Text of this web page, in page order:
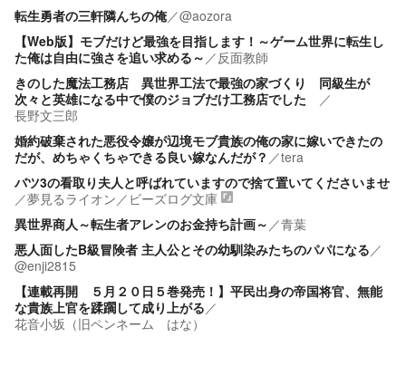
転生勇者の三軒隣んちの俺／@aozora
【Web版】モブだけど最強を目指します！～ゲーム世界に転生し
た俺は自由に強さを追い求める～ ／反面教師
きのした魔法工務店 異世界工法で最強の家づくり 同級生が
次々と英雄になる中で僕のジョブだけ工務店でした ／
長野文三郎
婚約破棄された悪役令嬢が辺境モブ貴族の俺の家に嫁いできたの
だが、めちゃくちゃできる良い嫁なんだが？ ／tera
バツ3の看取り夫人と呼ばれていますので捨て置いてくださいませ
／夢見るライオン／ ビーズログ文庫
異世界商人～転生者アレンのお金持ち計画～ ／青葉
悪人面したB級冒険者 主人公とその幼馴染みたちのパパになる／
@enji2815
【連載再開 ５月２０日５巻発売！】平民出身の帝国将官、無能
な貴族上官を蹂躙して成り上がる／
花音小坂（旧ペンネーム はな）